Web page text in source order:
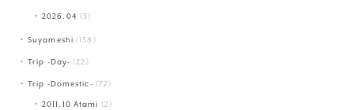
2026.04 (5)
Suyameshi (158)
Trip -Day- (22)
Trip -Domestic- (72)
2011.10 Atami (2)